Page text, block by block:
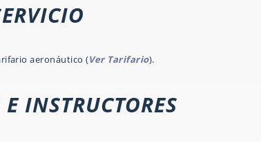
aeronáutico (Ver Tarifario).
INSTRUCTORES